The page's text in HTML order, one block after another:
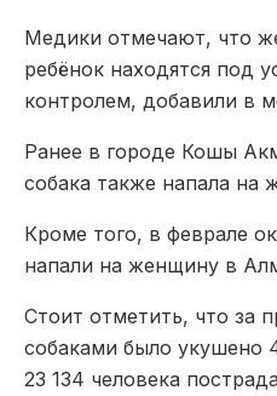
Медики отмечают, что
ребёнок находятся под
контролем, добавили в
Ранее в городе Кошы
собака также напала на
Кроме того, в феврале
напали на женщину в
Стоит отметить, что за
собаками было укушено
23 134 человека